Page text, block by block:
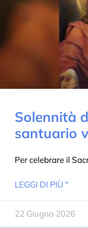
Solennità
santuario
Per celebrare il
LEGGI DI PIÙ "
22 Giugno 2026